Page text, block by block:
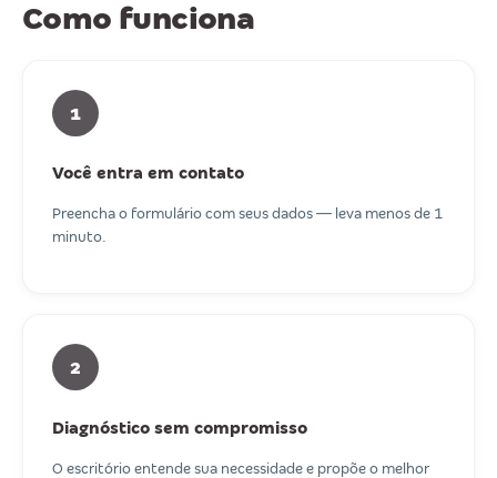
Como funciona
1
Você entra em contato
Preencha o formulário com seus dados — leva menos de 1
minuto.
2
Diagnóstico sem compromisso
O escritório entende sua necessidade e propõe o melhor